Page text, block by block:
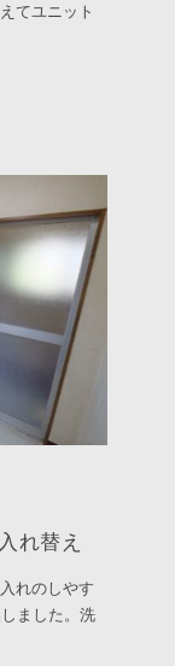
てユニット
れ替え
れのしやす
ました。洗